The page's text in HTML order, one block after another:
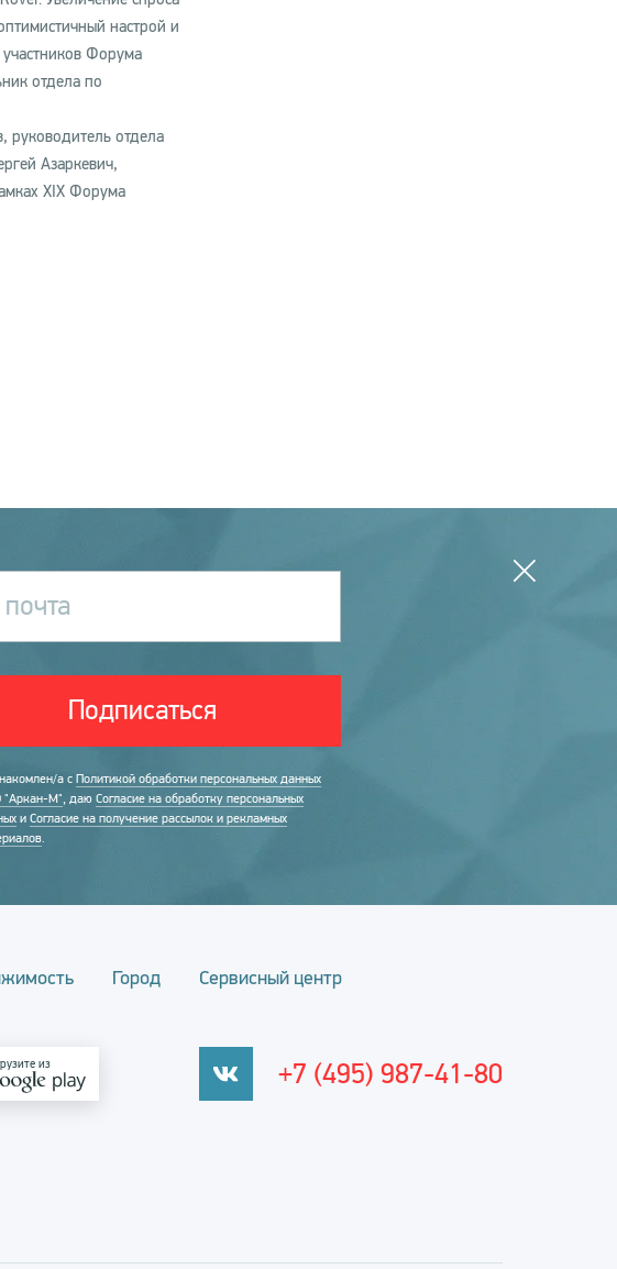
настрой и
Форума
отдела по
руководитель отдела
Азаркевич,
XIX Форума
Подписаться
а с Политикой обработки персональных данных
"Аркан-М", даю Согласие на обработку персональных
и Согласие на получение рассылок и рекламных
.
Город Сервисный центр
из +7 (495) 987-41-80